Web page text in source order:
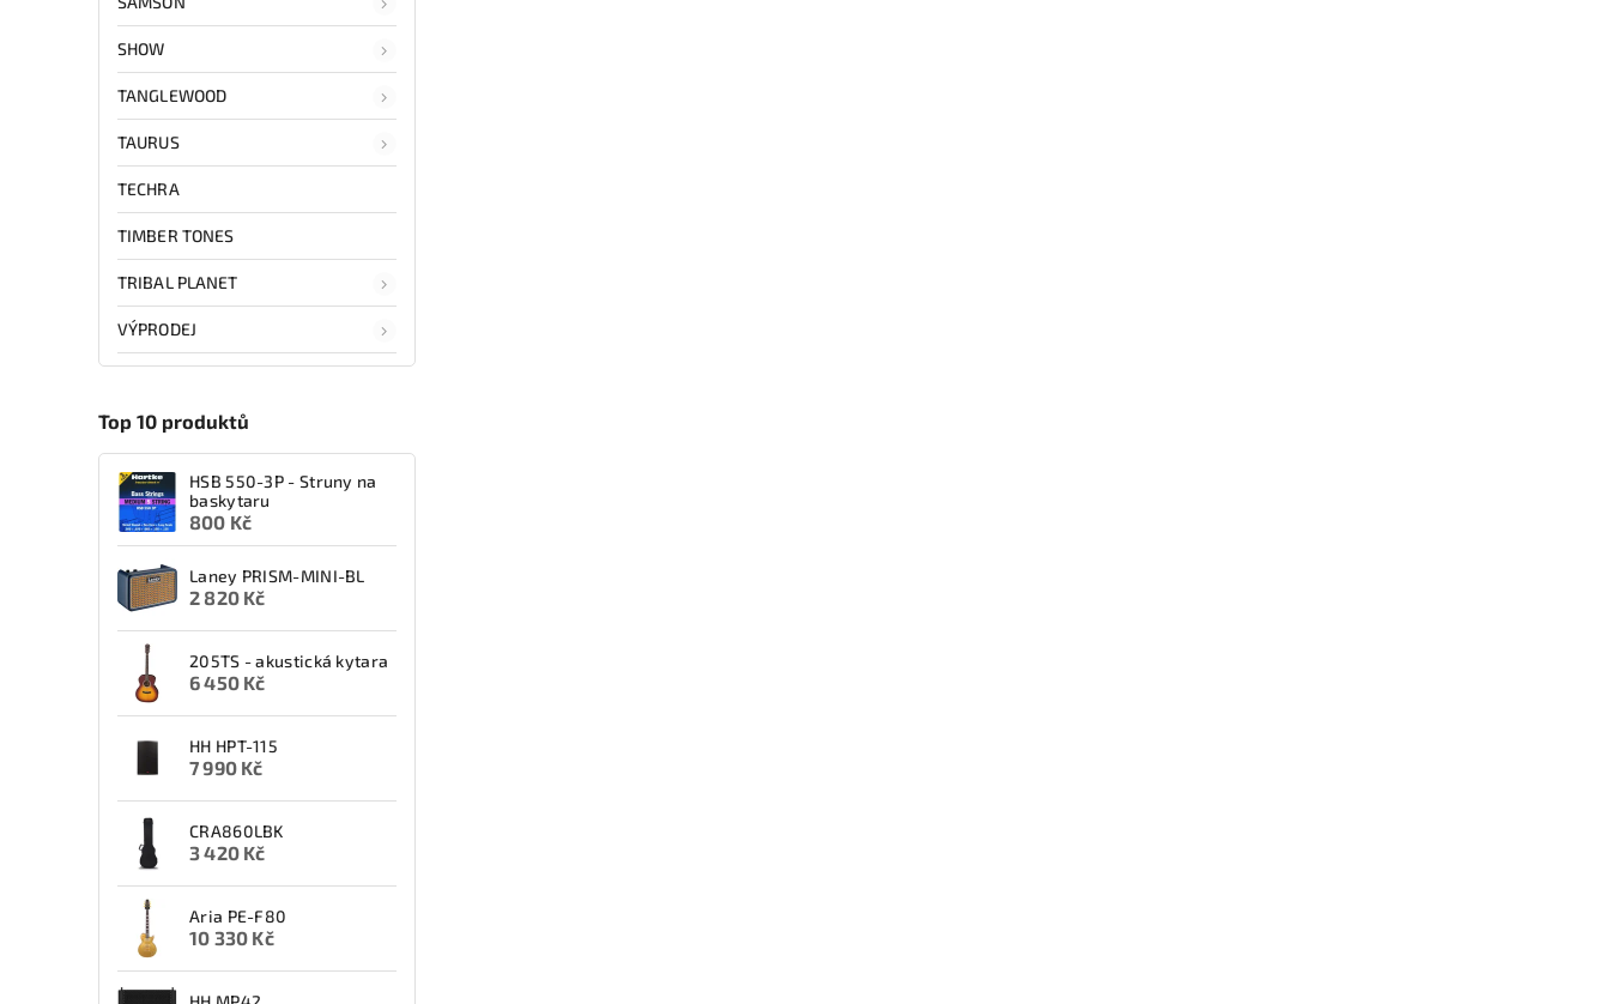
SHOW
TANGLEWOOD
TAURUS
TECHRA
TIMBER TONES
TRIBAL PLANET
VÝPRODEJ
Top 10 produktů
HSB 550-3P - Struny na
baskytaru
800 Kč
Laney PRISM-MINI-BL
2 820 Kč
205TS - akustická kytara
6 450 Kč
HH HPT-115
7 990 Kč
CRA860LBK
3 420 Kč
Aria PE-F80
10 330 Kč